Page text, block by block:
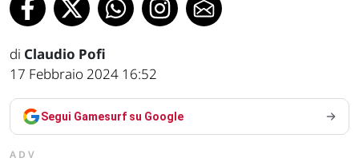
di Claudio Pofi
17 Febbraio 2024 16:52
Segui Gamesurf su Google
ADV